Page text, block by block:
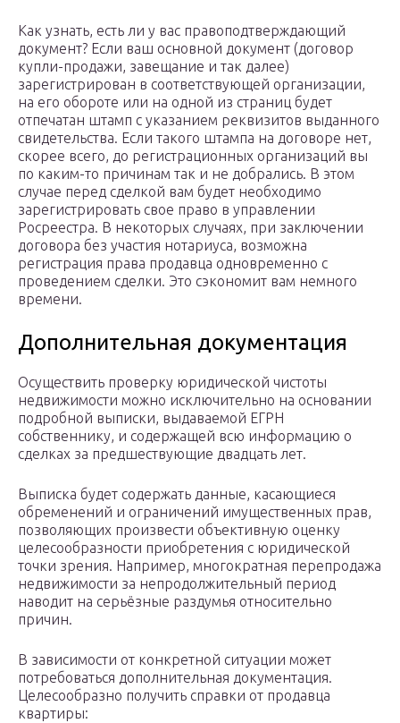
Как узнать, есть ли у вас правоподтверждающий
документ? Если ваш основной документ (договор
купли-продажи, завещание и так далее)
зарегистрирован в соответствующей организации,
на его обороте или на одной из страниц будет
отпечатан штамп с указанием реквизитов выданного
свидетельства. Если такого штампа на договоре нет,
скорее всего, до регистрационных организаций вы
по каким-то причинам так и не добрались. В этом
случае перед сделкой вам будет необходимо
зарегистрировать свое право в управлении
Росреестра. В некоторых случаях, при заключении
договора без участия нотариуса, возможна
регистрация права продавца одновременно с
проведением сделки. Это сэкономит вам немного
времени.
Дополнительная документация
Осуществить проверку юридической чистоты
недвижимости можно исключительно на основании
подробной выписки, выдаваемой ЕГРН
собственнику, и содержащей всю информацию о
сделках за предшествующие двадцать лет.
Выписка будет содержать данные, касающиеся
обременений и ограничений имущественных прав,
позволяющих произвести объективную оценку
целесообразности приобретения с юридической
точки зрения. Например, многократная перепродажа
недвижимости за непродолжительный период
наводит на серьёзные раздумья относительно
причин.
В зависимости от конкретной ситуации может
потребоваться дополнительная документация.
Целесообразно получить справки от продавца
квартиры: